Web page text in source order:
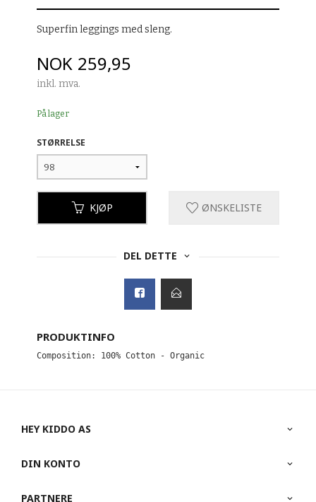
Superfin leggings med sleng.
Pris
NOK 259,95
inkl. mva.
På lager
STØRRELSE
KJØP ØNSKELISTE
DEL DETTE
PRODUKTINFO
Composition: 100% Cotton - Organic
HEY KIDDO AS
DIN KONTO
PARTNERE